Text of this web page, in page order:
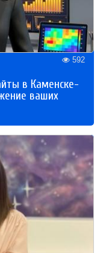
592
в Каменске-
ваших